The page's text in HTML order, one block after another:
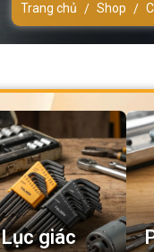
Trang chủ / Shop /
Lục giác